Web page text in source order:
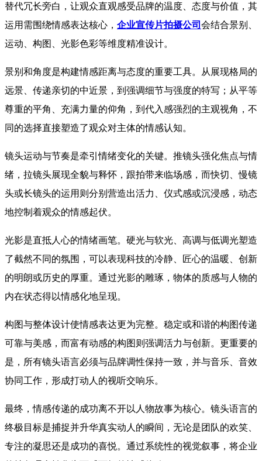
替代冗长旁白，让观众直观感受品牌的温度、态度与价值，其
运用需围绕情感表达核心， 企业宣传片拍摄公司 会结合景别、
运动、构图、光影色彩等维度精准设计。
景别和角度是构建情感距离与态度的重要工具。从展现格局的
远景、传递亲切的中近景，到强调细节与强度的特写；从平等
尊重的平角、充满力量的仰角，到代入感强烈的主观视角，不
同的选择直接塑造了观众对主体的情感认知。
镜头运动与节奏是牵引情绪变化的关键。推镜头强化焦点与情
绪，拉镜头展现全貌与释怀，跟拍带来临场感，而快切、慢镜
头或长镜头的运用则分别营造出活力、仪式感或沉浸感，动态
地控制着观众的情感起伏。
光影是直抵人心的情绪画笔。硬光与软光、高调与低调光塑造
了截然不同的氛围，可以表现科技的冷静、匠心的温暖、创新
的明朗或历史的厚重。通过光影的雕琢，物体的质感与人物的
内在状态得以情感化地呈现。
构图与整体设计使情感表达更为完整。稳定或和谐的构图传递
可靠与美感，而富有动感的构图则强调活力与创新。更重要的
是，所有镜头语言必须与品牌调性保持一致，并与音乐、音效
协同工作，形成打动人的视听交响乐。
最终，情感传递的成功离不开以人物故事为核心。镜头语言的
终极目标是捕捉并升华真实动人的瞬间，无论是团队的欢笑、
专注的凝思还是成功的喜悦。通过系统性的视觉叙事，将企业